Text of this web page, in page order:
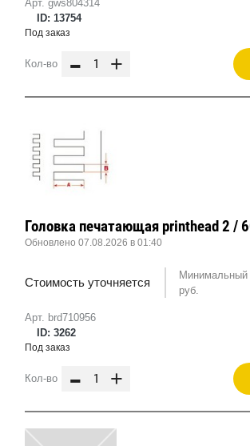
Арт. gws804314
ID: 13754
Под заказ
Кол-во - +
Арт. brd710956
ID: 3262
Головка печатающая printhead 2 /
Обновлено 07.08.2026 в 01:40
Стоимость уточняется
Минимальный
руб.
Под заказ
Кол-во - +